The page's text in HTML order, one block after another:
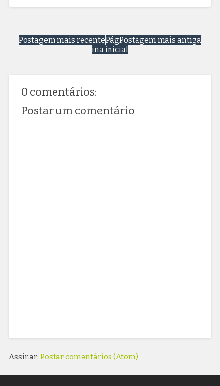
Postagem mais recente Postagem mais antiga
Pág
ina inicial
0 comentários:
Postar um comentário
Assinar: Postar comentários (Atom)